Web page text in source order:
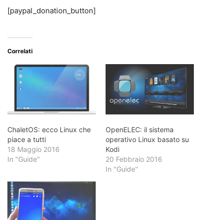
[paypal_donation_button]
Correlati
ChaletOS: ecco Linux che
piace a tutti
18 Maggio 2016
In "Guide"
OpenELEC: il sistema
operativo Linux basato su
Kodi
20 Febbraio 2016
In "Guide"